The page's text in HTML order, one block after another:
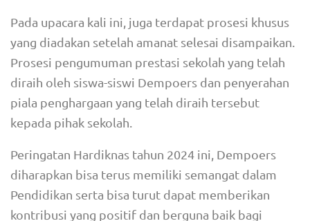
Pada upacara kali ini, juga terdapat prosesi khusus
yang diadakan setelah amanat selesai disampaikan.
Prosesi pengumuman prestasi sekolah yang telah
diraih oleh siswa-siswi Dempoers dan penyerahan
piala penghargaan yang telah diraih tersebut
kepada pihak sekolah.
Peringatan Hardiknas tahun 2024 ini, Dempoers
diharapkan bisa terus memiliki semangat dalam
Pendidikan serta bisa turut dapat memberikan
kontribusi yang positif dan berguna baik bagi